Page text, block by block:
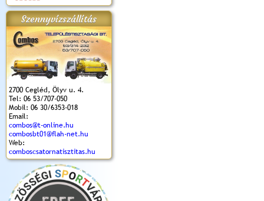
Szennyvízszállítás
2700 Cegléd, Ölyv u. 4.
Tel: 06 53/707-050
Mobil: 06 30/6353-018
Email:
combos@t-online.hu
combosbt01@flah-net.hu
Web:
comboscsatornatisztitas.hu
(2017. 08. 20.)